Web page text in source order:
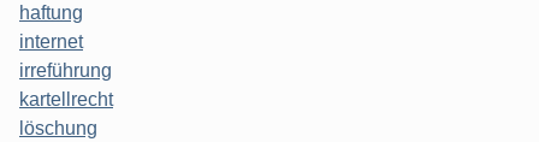
haftung
internet
irreführung
kartellrecht
löschung